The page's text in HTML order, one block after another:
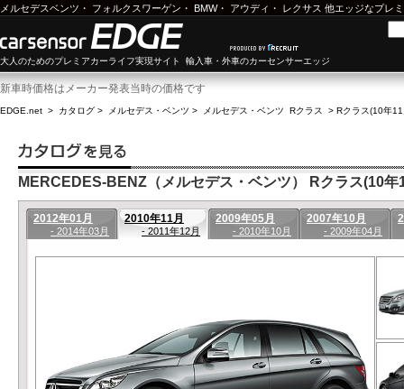
メルセデスベンツ ・ フォルクスワーゲン ・ BMW・ アウディ ・ レクサス 他エッジなプレ
大人のためのプレミアカーライフ実現サイト 輸入車・外車のカーセンサーエッジ
新車時価格はメーカー発表当時の価格です
EDGE.net > カタログ > メルセデス・ベンツ > メルセデス・ベンツ Rクラス > Rクラス(10年
MERCEDES-BENZ（メルセデス・ベンツ） Rクラス(10年
2012年01月
- 2014年03月
2010年11月
- 2011年12月
2009年05月
- 2010年10月
2007年10月
- 2009年04月